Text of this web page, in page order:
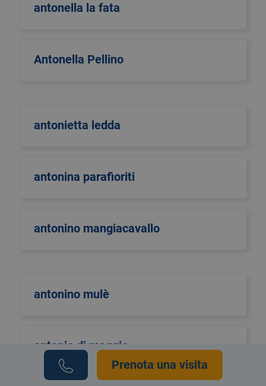
antonella la fata
Antonella Pellino
antonietta ledda
antonina parafioriti
antonino mangiacavallo
antonino mulè
antonio di maggio
Prenota una visita